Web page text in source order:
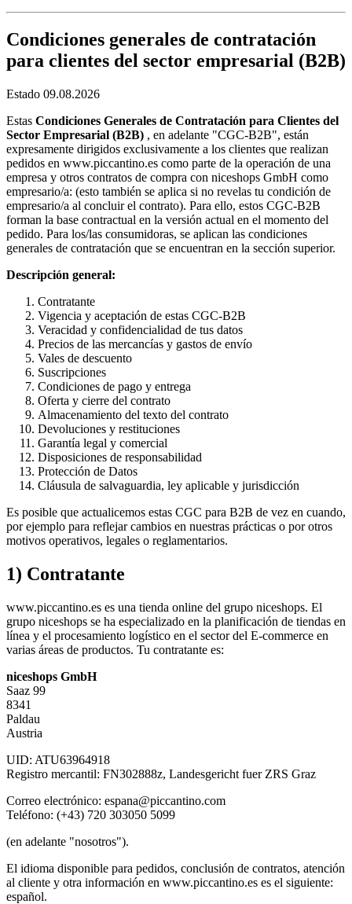
Condiciones generales de contratación
para clientes del sector empresarial (B2B)
Estado 09.08.2026
Estas Condiciones Generales de Contratación para Clientes del
Sector Empresarial (B2B) , en adelante "CGC-B2B", están
expresamente dirigidos exclusivamente a los clientes que realizan
pedidos en www.piccantino.es como parte de la operación de una
empresa y otros contratos de compra con niceshops GmbH como
empresario/a: (esto también se aplica si no revelas tu condición de
empresario/a al concluir el contrato). Para ello, estos CGC-B2B
forman la base contractual en la versión actual en el momento del
pedido. Para los/las consumidoras, se aplican las condiciones
generales de contratación que se encuentran en la sección superior.
Descripción general:
Contratante
Vigencia y aceptación de estas CGC-B2B
Veracidad y confidencialidad de tus datos
Precios de las mercancías y gastos de envío
Vales de descuento
Suscripciones
Condiciones de pago y entrega
Oferta y cierre del contrato
Almacenamiento del texto del contrato
Devoluciones y restituciones
Garantía legal y comercial
Disposiciones de responsabilidad
Protección de Datos
Cláusula de salvaguardia, ley aplicable y jurisdicción
Es posible que actualicemos estas CGC para B2B de vez en cuando,
por ejemplo para reflejar cambios en nuestras prácticas o por otros
motivos operativos, legales o reglamentarios.
1) Contratante
www.piccantino.es es una tienda online del grupo niceshops. El
grupo niceshops se ha especializado en la planificación de tiendas en
línea y el procesamiento logístico en el sector del E-commerce en
varias áreas de productos. Tu contratante es:
niceshops GmbH
Saaz 99
8341
Paldau
Austria
UID: ATU63964918
Registro mercantil: FN302888z, Landesgericht fuer ZRS Graz
Correo electrónico: espana@piccantino.com
Teléfono: (+43) 720 303050 5099
(en adelante "nosotros").
El idioma disponible para pedidos, conclusión de contratos, atención
al cliente y otra información en www.piccantino.es es el siguiente:
español.